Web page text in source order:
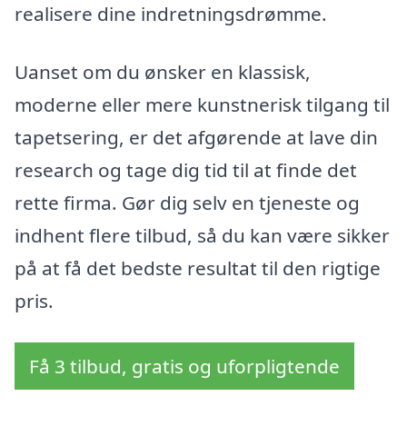
realisere dine indretningsdrømme.
Uanset om du ønsker en klassisk,
moderne eller mere kunstnerisk tilgang til
tapetsering, er det afgørende at lave din
research og tage dig tid til at finde det
rette firma. Gør dig selv en tjeneste og
indhent flere tilbud, så du kan være sikker
på at få det bedste resultat til den rigtige
pris.
Få 3 tilbud, gratis og uforpligtende